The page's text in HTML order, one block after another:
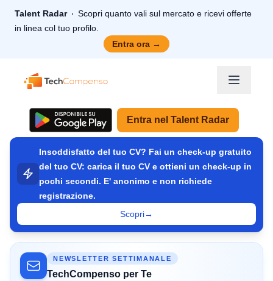
Talent Radar
Scopri quanto vali sul mercato e ricevi offerte
in linea col tuo profilo.
Entra ora →
TechCompenso
Entra nel Talent Radar
Insoddisfatto del tuo CV? Fai un check-up gratuito
del tuo CV: carica il tuo CV e ottieni un check-up in
pochi secondi. E' anonimo e non richiede
registrazione.
Scopri→
NEWSLETTER SETTIMANALE
TechCompenso per Te